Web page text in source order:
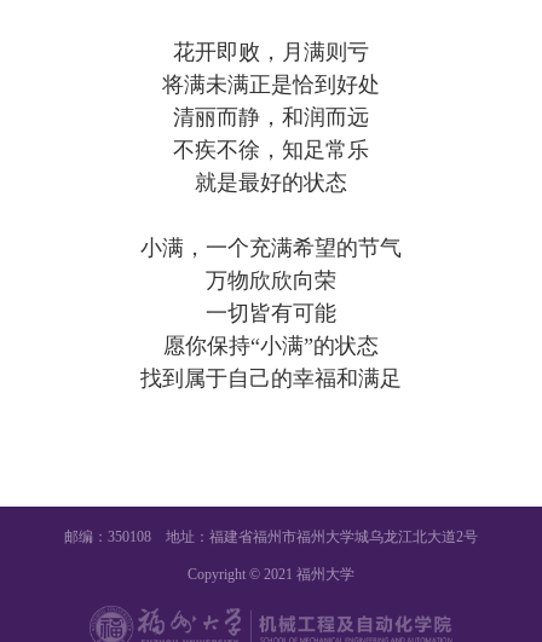
花开即败，月满则亏
将满未满正是恰到好处
清丽而静，和润而远
不疾不徐，知足常乐
就是最好的状态
小满，一个充满希望的节气
万物欣欣向荣
一切皆有可能
愿你保持“小满”的状态
找到属于自己的幸福和满足
邮编：350108 地址：福建省福州市福州大学城乌龙江北大道2号
Copyright © 2021 福州大学